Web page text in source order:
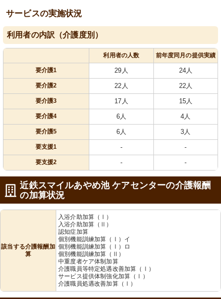
サービスの実施状況
利用者の内訳（介護度別）
利用者の人数 前年度同月の提供実績
要介護1 29人 24人
要介護2 22人 22人
要介護3 17人 15人
要介護4 6人 4人
要介護5 6人 3人
要支援1 - -
要支援2 - -
近鉄スマイルあやめ池 ケアセンターの介護報酬
の加算状況
該当する介護報酬加
算
入浴介助加算（Ⅰ）
入浴介助加算（Ⅱ）
認知症加算
個別機能訓練加算（Ⅰ）イ
個別機能訓練加算（Ⅰ）ロ
個別機能訓練加算（Ⅱ）
中重度者ケア体制加算
介護職員等特定処遇改善加算（Ⅰ）
サービス提供体制強化加算（Ⅰ）
介護職員処遇改善加算（Ⅰ）